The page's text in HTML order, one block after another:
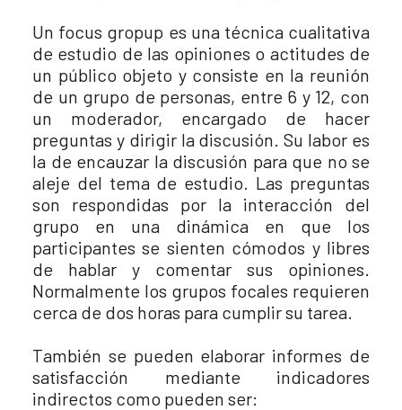
Un focus gropup es una técnica cualitativa
de estudio de las opiniones o actitudes de
un público objeto y consiste en la reunión
de un grupo de personas, entre 6 y 12, con
un moderador, encargado de hacer
preguntas y dirigir la discusión. Su labor es
la de encauzar la discusión para que no se
aleje del tema de estudio. Las preguntas
son respondidas por la interacción del
grupo en una dinámica en que los
participantes se sienten cómodos y libres
de hablar y comentar sus opiniones.
Normalmente los grupos focales requieren
cerca de dos horas para cumplir su tarea.
También se pueden elaborar informes de
satisfacción mediante indicadores
indirectos como pueden ser: